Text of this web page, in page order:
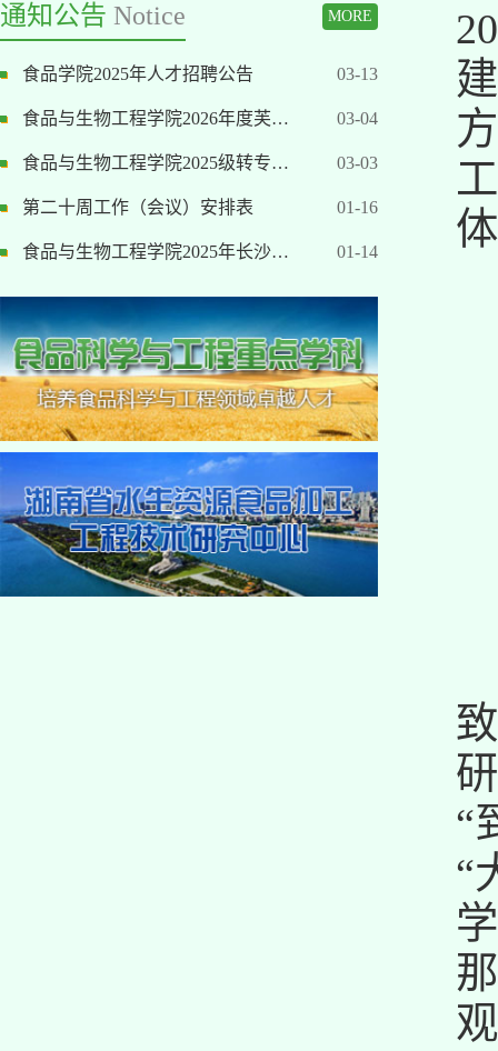
通知公告 Notice MORE
食品学院2025年人才招聘公告 03-13
食品与生物工程学院2026年度芙… 03-04
食品与生物工程学院2025级转专… 03-03
第二十周工作（会议）安排表 01-16
食品与生物工程学院2025年长沙… 01-14
“
“